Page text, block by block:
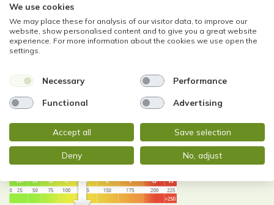
Telefon: +49 611 9742872
Telefax: +49 0611 9742896
info@stadtblick-immobilien.de
Energieausweis (Verbrauchsausweis)
We use cookies
We may place these for analysis of our visitor data, to improve our
website, show personalised content and to give you a great website
experience. For more information about the cookies we use open the
settings.
Necessary Performance
Functional Advertising
Accept all Save selection
Deny No, adjust